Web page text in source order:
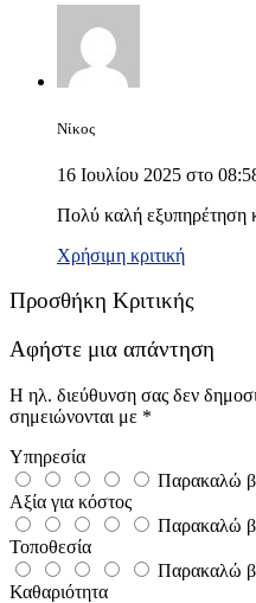
Νίκος
16 Ιουλίου 2025 στο
Πολύ καλή εξυπηρέτηση
Χρήσιμη κριτική
Προσθήκη Κριτικής
Αφήστε μια απάντηση
Η ηλ. διεύθυνση σας δεν
σημειώνονται με *
Υπηρεσία
Παρακαλώ
Αξία για κόστος
Παρακαλώ
Τοποθεσία
Παρακαλώ
Καθαριότητα